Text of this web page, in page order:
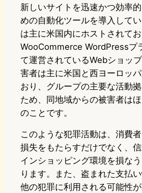
新しいサイトを迅速かつ効率
めの自動化ツールを導入して
は主に米国内にホストされてお
WooCommerce WordPressプ
て運営されているWebショッ
害者は主に米国と西ヨーロッ
おり、グループの主要な活動
ため、同地域からの被害者は
のことです。
このような犯罪活動は、消費
損失をもたらすだけでなく、
インショッピング環境を損な
ります。また、盗まれた支払
他の犯罪に利用される可能性